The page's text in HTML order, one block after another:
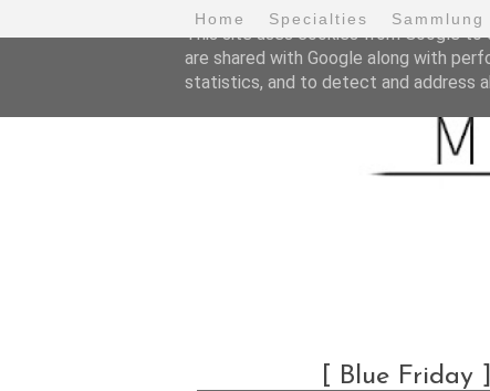
Home Specialties Sammlung
[ Blue Friday
This site uses cookies from Google to
are shared with Google along with
statistics, and to detect and address